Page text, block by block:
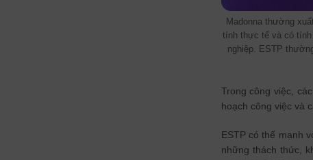
Madonna thường
tính thực tế và có tính
nghiệp. ESTP
Trong công việc,
hoạch công việc và
ESTP có thế mạnh
những thách thức,